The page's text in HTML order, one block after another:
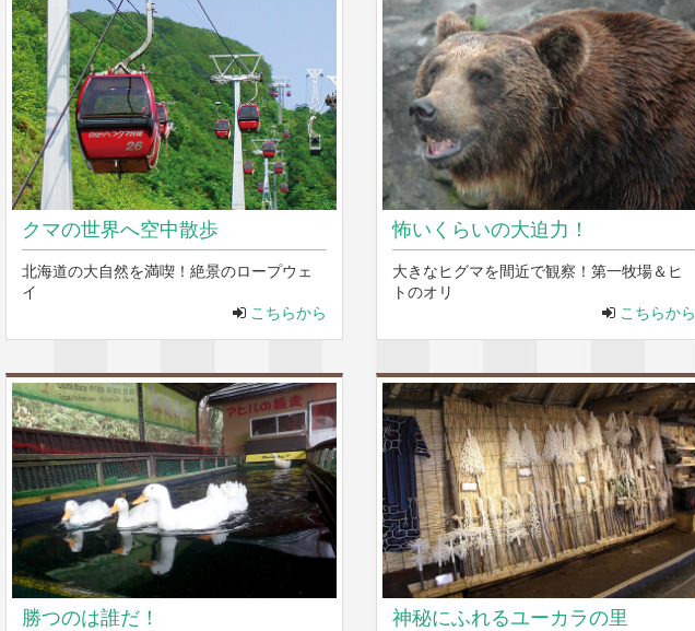
クマの世界へ空中散歩
北海道の大自然を満喫！絶景のロープウェ
イ
こちらから
怖いくらいの大迫力！
大きなヒグマを間近で観察！第一牧場＆ヒ
トのオリ
こちらから
勝つのは誰だ！ 神秘にふれるユーカラの里